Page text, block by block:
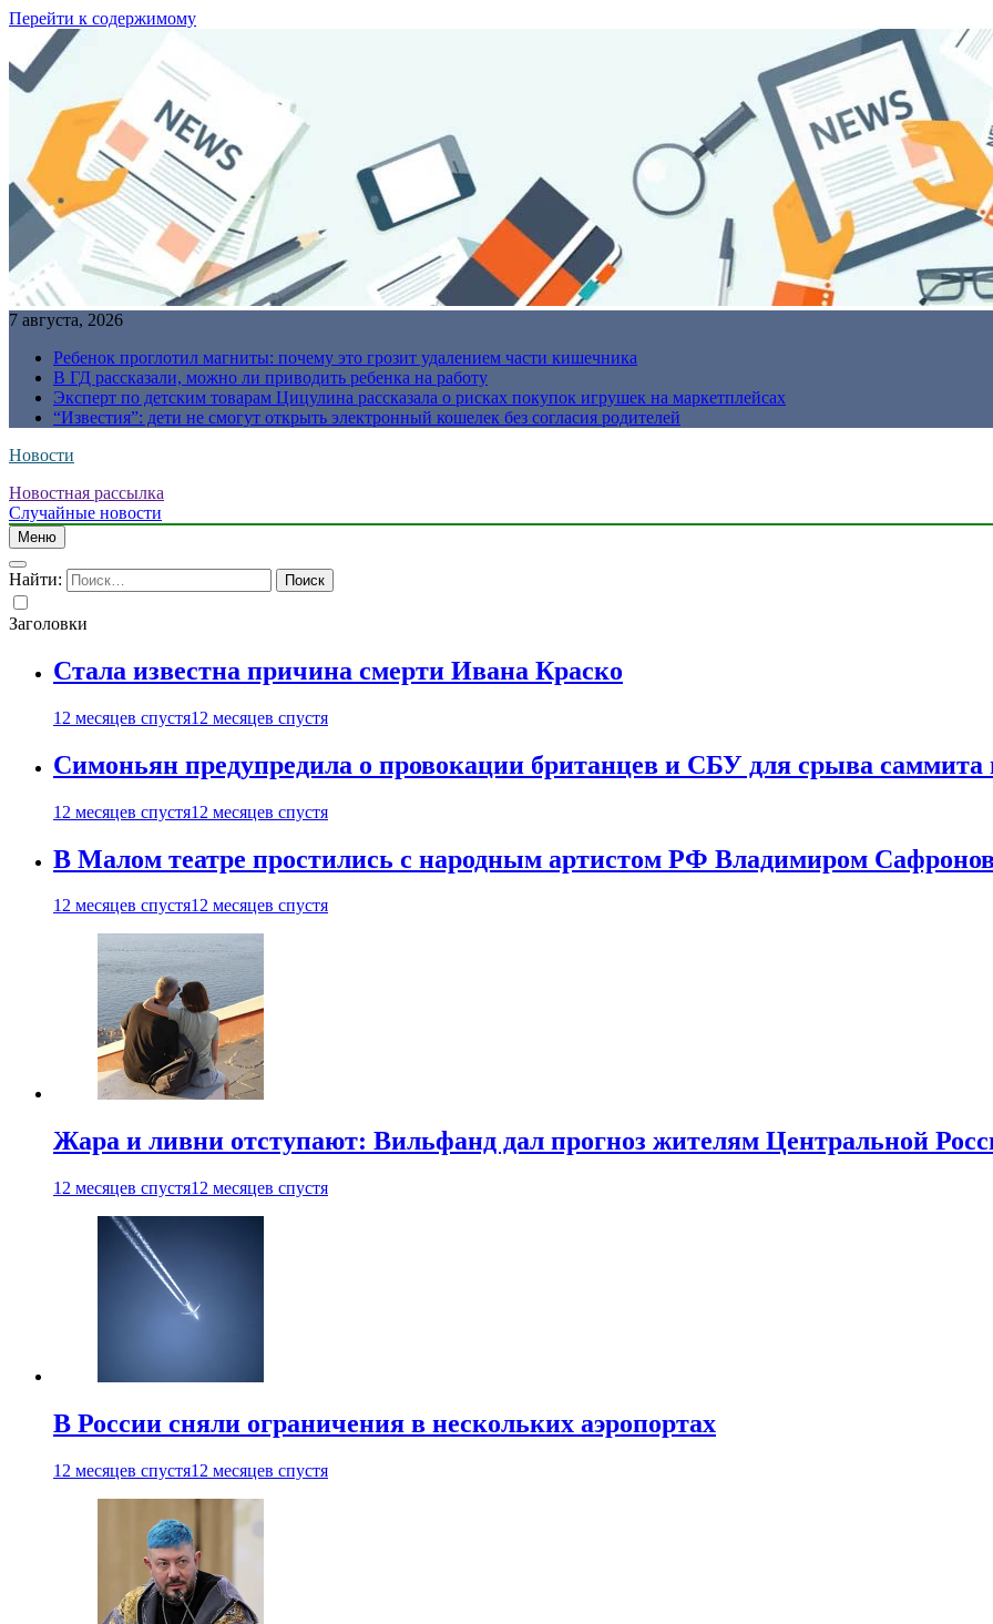
Перейти к содержимому
7 августа, 2026
Ребенок проглотил магниты: почему это грозит удалением части кишечника
В ГД рассказали, можно ли приводить ребенка на работу
Эксперт по детским товарам Цицулина рассказала о рисках покупок игрушек на маркетплейсах
“Известия”: дети не смогут открыть электронный кошелек без согласия родителей
Новости
Новостная рассылка
Случайные новости
Меню
Найти:
Заголовки
Стала известна причина смерти Ивана Краско
12 месяцев спустя12 месяцев спустя
Симоньян предупредила о провокации британцев и СБУ для срыва саммита
12 месяцев спустя12 месяцев спустя
В Малом театре простились с народным артистом РФ Владимиром
12 месяцев спустя12 месяцев спустя
Жара и ливни отступают: Вильфанд дал прогноз жителям Центральной
12 месяцев спустя12 месяцев спустя
В России сняли ограничения в нескольких аэропортах
12 месяцев спустя12 месяцев спустя